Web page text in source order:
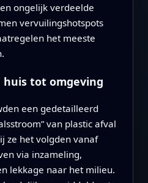
ongelijk verdeelde
vervuilingshotspots
het meeste
huis tot omgeving
een gedetailleerd
van plastic afval
ze het volgden vanaf
via inzameling,
lekkage naar het milieu.